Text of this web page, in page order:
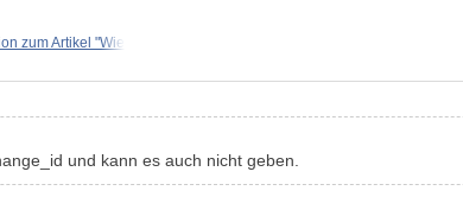
zum Artikel "Wie
und kann es auch nicht geben.